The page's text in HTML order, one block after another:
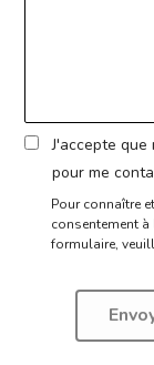
J'accepte
pour me
Pour connaître
consentement
formulaire,